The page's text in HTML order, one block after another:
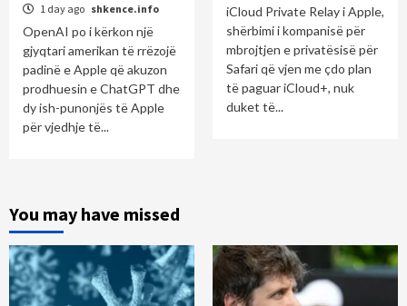
1 day ago shkence.info
OpenAI po i kërkon një
gjyqtari amerikan të rrëzojë
padinë e Apple që akuzon
prodhuesin e ChatGPT dhe
dy ish-punonjës të Apple
për vjedhje të...
iCloud Private Relay i Apple,
shërbimi i kompanisë për
mbrojtjen e privatësisë për
Safari që vjen me çdo plan
të paguar iCloud+, nuk
duket të...
You may have missed